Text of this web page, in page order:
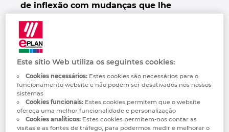
de inflexão com mudanças que lhe
fluxos de trabalho e alcançar um novo
nível de eficiência. Como essa
transformação foi alcançada? Thomas
Weichsel, vice-presidente do portefólio de
software da Eplan, compartilha numa
entrevista exclusiva os segredos da
Plataforma Eplan 2026 e as vantagens que
o novo portefólio de soluções oferece.
Denmark
Finland
France
Germany
Greece
Este sítio Web utiliza os seguintes cookies:
Cookies necessários:Estes cookies são necessários para o
funcionamento website e não podem ser desativados nos nossos
sistemas
Cookies funcionais:Estes cookies permitem que o website
ofereça uma melhor funcionalidade e personalização
Cookies analíticos:Estes cookies permitem-nos contar as
visitas e as fontes de tráfego, para podermos medir e melhorar o